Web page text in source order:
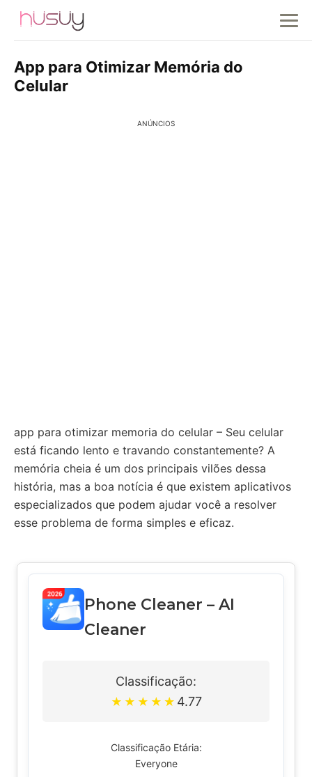
App para Otimizar Memória do
Celular
ANÚNCIOS
app para otimizar memoria do celular – Seu celular
está ficando lento e travando constantemente? A
memória cheia é um dos principais vilões dessa
história, mas a boa notícia é que existem aplicativos
especializados que podem ajudar você a resolver
esse problema de forma simples e eficaz.
Phone Cleaner – AI
Cleaner
Classificação:
★ ★ ★ ★ ★ 4.77
Classificação Etária:
Everyone